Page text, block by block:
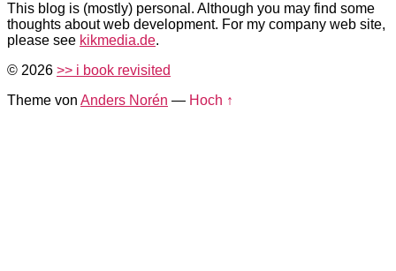
This blog is (mostly) personal. Although you may find some
thoughts about web development. For my company web site,
please see kikmedia.de.
© 2026 >> i book revisited
Theme von Anders Norén — Hoch ↑